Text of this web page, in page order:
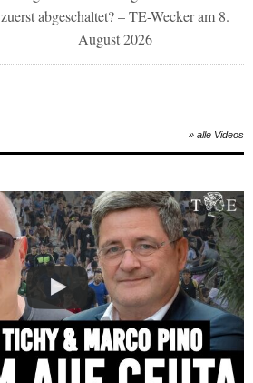
zuerst abgeschaltet? – TE-Wecker am 8.
August 2026
» alle Videos